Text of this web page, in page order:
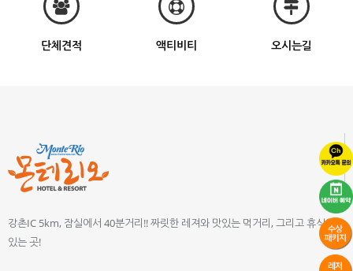
단체견적 액티비티 오시는길
강촌IC 5km, 잠실에서 40분거리!! 짜릿한 레져와 맛있는 먹거리, 그리고 휴식이
있는 곳!